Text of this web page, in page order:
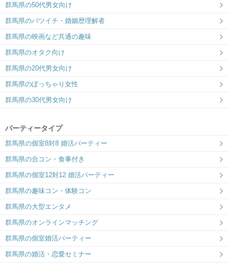
群馬県の50代男女向け
群馬県のバツイチ・婚姻歴理解者
群馬県の映画など共通の趣味
群馬県のオタク向け
群馬県の20代男女向け
群馬県のぽっちゃり女性
群馬県の30代男女向け
パーティータイプ
群馬県の個室8対8 婚活パーティー
群馬県の合コン・食事付き
群馬県の個室12対12 婚活パーティー
群馬県の趣味コン・体験コン
群馬県の大型エンタメ
群馬県のオンラインマッチング
群馬県の個室婚活パーティー
群馬県の婚活・恋愛セミナー